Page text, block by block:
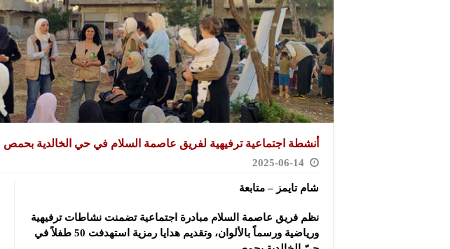
أنشطة اجتماعية ترفيهية لفريق عاصمة السلام في حي الخالدية بحمص
2025-06-14
شام تايمز – متابعة
نظم فريق عاصمة السلام مبادرة اجتماعية تضمنت نشاطات ترفيهية
ورياضية ورسماً بالألوان، وتقديم هدايا رمزية
استهدفت 50 طفلاً في